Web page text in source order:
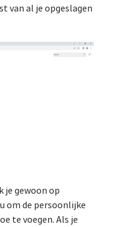
van al je opgeslagen
je gewoon op
om de persoonlijke
te voegen. Als je